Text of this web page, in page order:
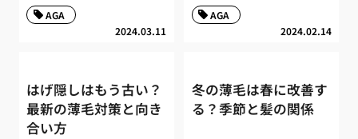
2024.03.11
AGA
2024.02.14
AGA
はげ隠しはもう古い？
最新の薄毛対策と向き
合い方
冬の薄毛は春に改善す
る？季節と髪の関係